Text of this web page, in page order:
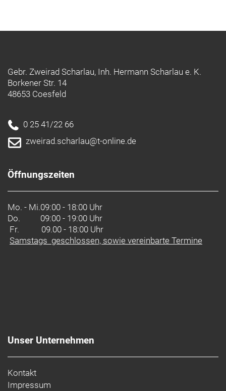
Gebr. Zweirad Scharlau, Inh. Hermann Scharlau e. K.
Borkener Str. 14
48653 Coesfeld
0 25 41/22 66
zweirad.scharlau@t-online.de
Öffnungszeiten
Mo. - Mi.09:00 - 18:00 Uhr
Do.
09:00 - 19:00 Uhr
Fr. 09.00 - 18:00 Uhr
Samstags geschlossen, sowie vereinbarte Termine
Unser Unternehmen
Kontakt
Impressum